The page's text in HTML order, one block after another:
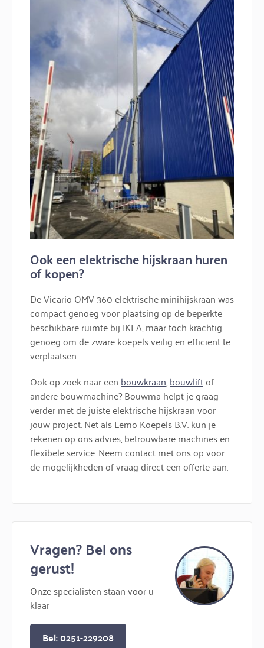
Ook een elektrische hijskraan huren
of kopen?
De Vicario OMV 360 elektrische minihijskraan was
compact genoeg voor plaatsing op de beperkte
beschikbare ruimte bij IKEA, maar toch krachtig
genoeg om de zware koepels veilig en efficiënt te
verplaatsen.
Ook op zoek naar een bouwkraan,bouwliftof
andere bouwmachine? Bouwma helpt je graag
verder met de juiste elektrische hijskraan voor
jouw project. Net als Lemo Koepels B.V. kun je
rekenen op ons advies, betrouwbare machines en
flexibele service. Neem contact met ons op voor
de mogelijkheden of vraag direct een offerte aan.
Vragen? Bel ons
gerust!
Onze specialisten staan voor u
klaar
Bel: 0251-229208